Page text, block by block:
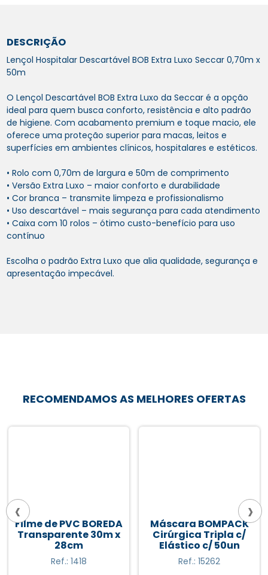
DESCRIÇÃO
Lençol Hospitalar Descartável BOB Extra Luxo Seccar 0,70m x
50m
O Lençol Descartável BOB Extra Luxo da Seccar é a opção
ideal para quem busca conforto, resistência e alto padrão
de higiene. Com acabamento premium e toque macio, ele
oferece uma proteção superior para macas, leitos e
superfícies em ambientes clínicos, hospitalares e estéticos.
• Rolo com 0,70m de largura e 50m de comprimento
• Versão Extra Luxo – maior conforto e durabilidade
• Cor branca – transmite limpeza e profissionalismo
• Uso descartável – mais segurança para cada atendimento
• Caixa com 10 rolos – ótimo custo-benefício para uso
contínuo
Escolha o padrão Extra Luxo que alia qualidade, segurança e
apresentação impecável.
RECOMENDAMOS AS MELHORES OFERTAS
Máscara BOMPACK
Cirúrgica Tripla c/
Elástico c/ 50un
Ref.: 15262
Touca Descartável
NOBRE c/100un
Ref.: 5486
‹ ›